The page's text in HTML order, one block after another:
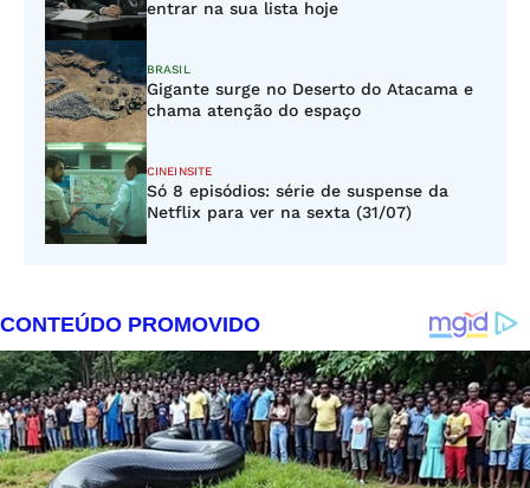
entrar na sua lista hoje
BRASIL
Gigante surge no Deserto do Atacama e
chama atenção do espaço
CINEINSITE
Só 8 episódios: série de suspense da
Netflix para ver na sexta (31/07)